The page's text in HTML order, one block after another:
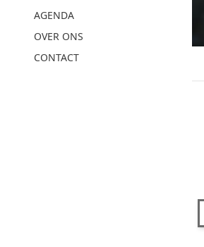
AGENDA
OVER ONS
CONTACT